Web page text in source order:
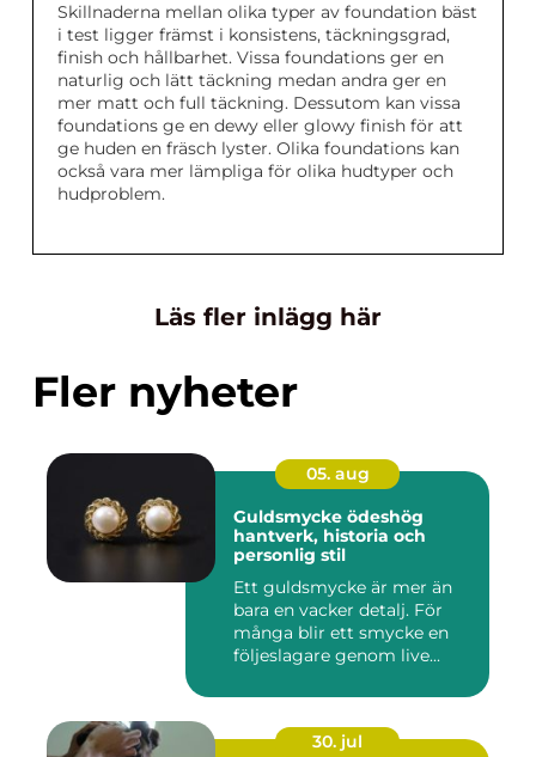
Skillnaderna mellan olika typer av foundation bäst
i test ligger främst i konsistens, täckningsgrad,
finish och hållbarhet. Vissa foundations ger en
naturlig och lätt täckning medan andra ger en
mer matt och full täckning. Dessutom kan vissa
foundations ge en dewy eller glowy finish för att
ge huden en fräsch lyster. Olika foundations kan
också vara mer lämpliga för olika hudtyper och
hudproblem.
Läs fler inlägg här
Fler nyheter
05. aug
Guldsmycke ödeshög
hantverk, historia och
personlig stil
Ett guldsmycke är mer än
bara en vacker detalj. För
många blir ett smycke en
följeslagare genom live...
30. jul